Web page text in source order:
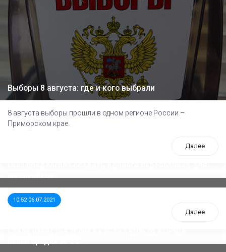
Выборы 8 августа: где и кого выбрали
8 августа выборы прошли в одном регионе России –
Приморском крае.
Далее
10:52 06.07.2021
Далее